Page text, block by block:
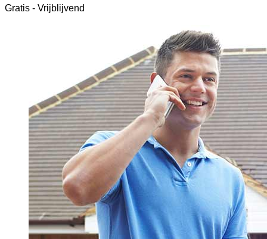
Gratis - Vrijblijvend